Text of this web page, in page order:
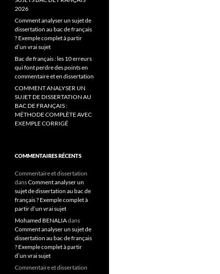
2026
Comment analyser un sujet de
dissertation au bac de français
? Exemple complet à partir
d’un vrai sujet
Bac de français : les 10 erreurs
qui font perdre des points en
commentaire et en dissertation
COMMENT ANALYSER UN
SUJET DE DISSERTATION AU
BAC DE FRANÇAIS :
MÉTHODE COMPLÈTE AVEC
EXEMPLE CORRIGÉ
COMMENTAIRES RÉCENTS
Commentaire et dissertation
dansComment analyser un
sujet de dissertation au bac de
français ? Exemple complet à
partir d’un vrai sujet
Mohamed BENALIAdans
Comment analyser un sujet de
dissertation au bac de français
? Exemple complet à partir
d’un vrai sujet
Commentaire et dissertation